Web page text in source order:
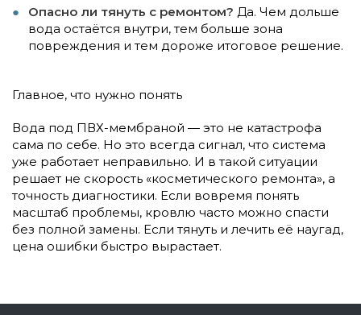
Опасно ли тянуть с ремонтом? Да. Чем дольше
вода остаётся внутри, тем больше зона
повреждения и тем дороже итоговое решение.
Главное, что нужно понять
Вода под ПВХ-мембраной — это не катастрофа
сама по себе. Но это всегда сигнал, что система
уже работает неправильно. И в такой ситуации
решает не скорость «косметического ремонта», а
точность диагностики. Если вовремя понять
масштаб проблемы, кровлю часто можно спасти
без полной замены. Если тянуть и лечить её наугад,
цена ошибки быстро вырастает.